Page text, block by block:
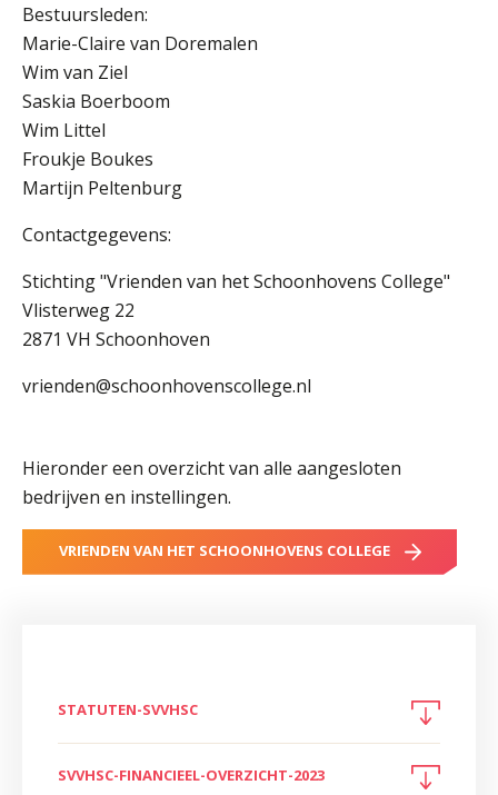
Bestuursleden:
Marie-Claire van Doremalen
Wim van Ziel
Saskia Boerboom
Wim Littel
Froukje Boukes
Martijn Peltenburg
Contactgegevens:
Stichting "Vrienden van het Schoonhovens College"
Vlisterweg 22
2871 VH Schoonhoven
vrienden@schoonhovenscollege.nl
Hieronder een overzicht van alle aangesloten
bedrijven en instellingen.
VRIENDEN VAN HET SCHOONHOVENS COLLEGE
STATUTEN-SVVHSC
SVVHSC-FINANCIEEL-OVERZICHT-2023